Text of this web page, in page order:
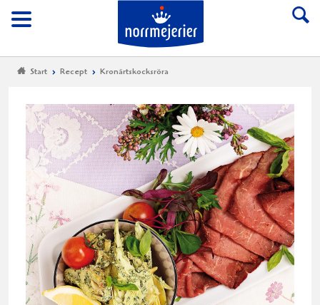
Meny
Till Norrmejerier
Start Recept Kronärtskocksröra